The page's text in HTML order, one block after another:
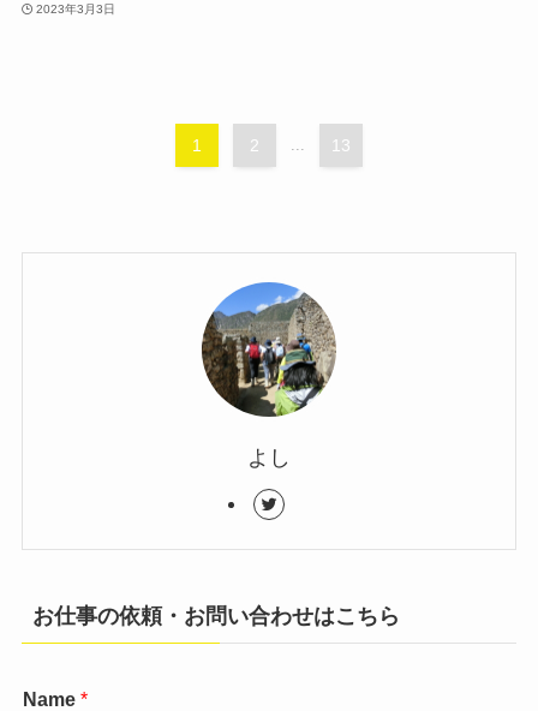
2023年3月3日
1 2 ... 13
よし
お仕事の依頼・お問い合わせはこちら
Name *